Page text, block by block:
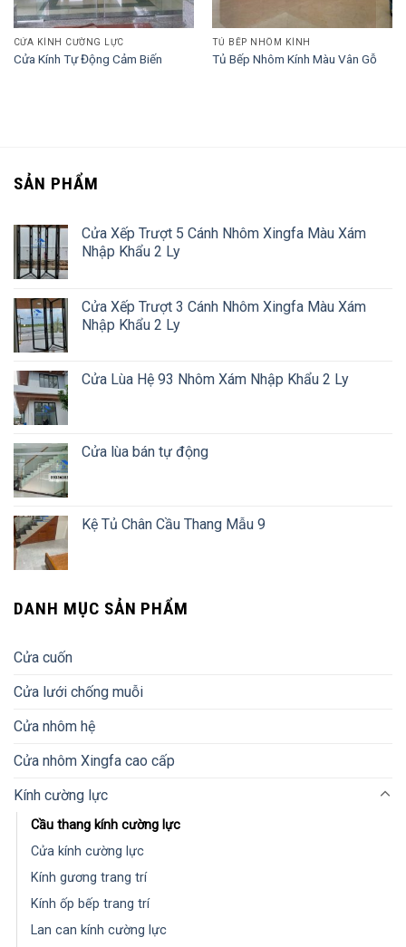
CỬA KÍNH CƯỜNG LỰC
Cửa Kính Tự Động Cảm Biến
TỦ BẾP NHÔM KÍNH
Tủ Bếp Nhôm Kính Màu Vân Gỗ
SẢN PHẨM
Cửa Xếp Trượt 5 Cánh Nhôm Xingfa Màu Xám
Nhập Khẩu 2 Ly
Cửa Xếp Trượt 3 Cánh Nhôm Xingfa Màu Xám
Nhập Khẩu 2 Ly
Cửa Lùa Hệ 93 Nhôm Xám Nhập Khẩu 2 Ly
Cửa lùa bán tự động
Kệ Tủ Chân Cầu Thang Mẫu 9
DANH MỤC SẢN PHẨM
Cửa cuốn
Cửa lưới chống muỗi
Cửa nhôm hệ
Cửa nhôm Xingfa cao cấp
Kính cường lực
Cầu thang kính cường lực
Cửa kính cường lực
Kính gương trang trí
Kính ốp bếp trang trí
Lan can kính cường lực